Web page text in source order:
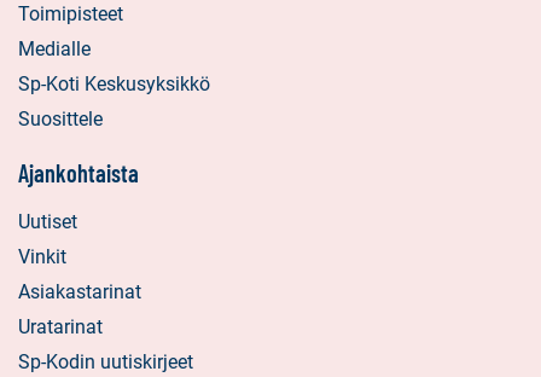
Toimipisteet
Medialle
Sp-Koti Keskusyksikkö
Suosittele
Ajankohtaista
Uutiset
Vinkit
Asiakastarinat
Uratarinat
Sp-Kodin uutiskirjeet